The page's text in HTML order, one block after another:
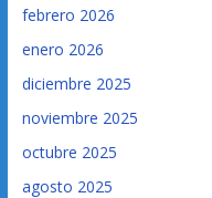
febrero 2026
enero 2026
diciembre 2025
noviembre 2025
octubre 2025
agosto 2025